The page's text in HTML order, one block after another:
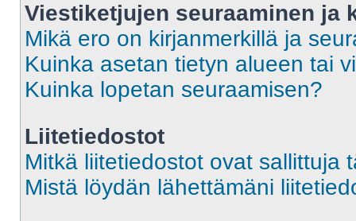
Viestiketjujen seuraaminen ja
Mikä ero on kirjanmerkillä ja
Kuinka asetan tietyn alueen tai
Kuinka lopetan seuraamisen?
Liitetiedostot
Mitkä liitetiedostot ovat sallittuja
Mistä löydän lähettämäni